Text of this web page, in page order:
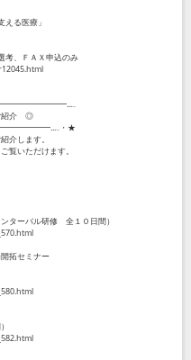
る医療」
ＦＡＸ申込のみ
介 ◎
・★
介します。
覧いただけます。
ーバル研修 全１０日間）
拓セミナー